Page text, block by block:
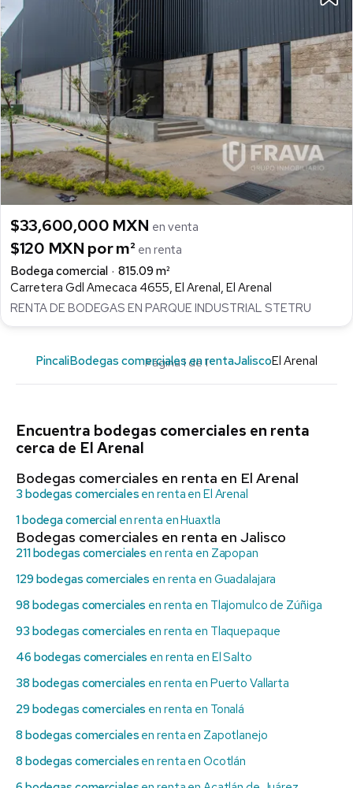
$33,600,000 MXN en venta
$120 MXN por m² en renta
Bodega comercial
815.09 m²
Carretera Gdl Amecaca 4655, El Arenal, El Arenal
RENTA DE BODEGAS EN PARQUE INDUSTRIAL STETRU
Página 1 de 1
PincaliBodegas comerciales en rentaJaliscoEl Arenal
Encuentra bodegas comerciales en renta
cerca de El Arenal
Bodegas comerciales en renta en El Arenal
3 bodegas comerciales en renta en El Arenal
1 bodega comercialen renta en Huaxtla
Bodegas comerciales en renta en Jalisco
211 bodegas comerciales en renta en Zapopan
129 bodegas comerciales en renta en Guadalajara
98 bodegas comerciales en renta en Tlajomulco de Zúñiga
93 bodegas comerciales en renta en Tlaquepaque
46 bodegas comerciales en renta en El Salto
38 bodegas comerciales en renta en Puerto Vallarta
29 bodegas comerciales en renta en Tonalá
8 bodegas comerciales en renta en Zapotlanejo
8 bodegas comerciales en renta en Ocotlán